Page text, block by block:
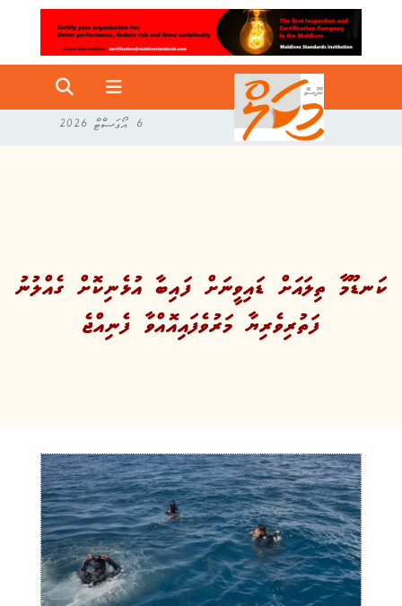
6 އޯގަސްޓް 2026
ކަނޑޫމާ ތިލައަށް ޑައިވީނަށް ފައިބާ އުޅެނިކޮށް ގެއްލުނު
ފަތުރިވެރިޔާ މަރުވެފައިއޮއްވާ ފެނިއްޖެ